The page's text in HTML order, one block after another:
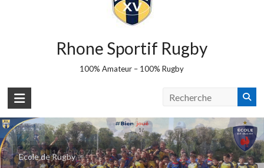
Rhone Sportif Rugby
100% Amateur – 100% Rugby
Equipe U16 - BROZERS
Ecole de Rugby